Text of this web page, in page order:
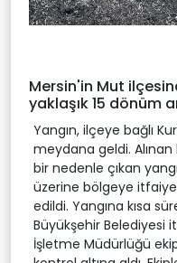
Mersin'in Mut
yaklaşık 15 dönüm
Yangın, ilçeye bağlı
meydana geldi.
bir nedenle çıkan
üzerine bölgeye
edildi. Yangına kısa
Büyükşehir Belediyesi
İşletme Müdürlüğü